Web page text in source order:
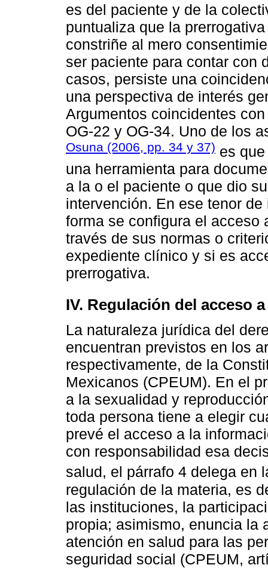
es del paciente y de la
puntualiza que la
constriñe al mero
ser paciente para contar con
casos, persiste una
una perspectiva de interés
Argumentos coincidentes
OG-22 y OG-34. Uno de los
Osuna (2006, pp. 34 y 37) es
una herramienta para
a la o el paciente o que dio
intervención. En ese tenor
forma se configura el acceso
través de sus normas o
expediente clínico y si es
prerrogativa.
IV. Regulación del acceso
La naturaleza jurídica del
encuentran previstos en los
respectivamente, de la
Mexicanos (CPEUM). En el
a la sexualidad y
toda persona tiene a elegir
prevé el acceso a la
con responsabilidad esa
salud, el párrafo 4 delega en
regulación de la materia, es
las instituciones, la
propia; asimismo, enuncia la
atención en salud para las
seguridad social (CPEUM,